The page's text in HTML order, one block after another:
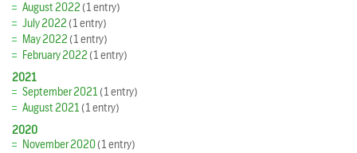
August 2022(1 entry)
July 2022(1 entry)
May 2022(1 entry)
February 2022(1 entry)
2021
September 2021(1 entry)
August 2021(1 entry)
2020
November 2020(1 entry)